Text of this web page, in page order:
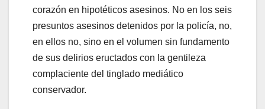
corazón en hipotéticos asesinos. No en los seis
presuntos asesinos detenidos por la policía, no,
en ellos no, sino en el volumen sin fundamento
de sus delirios eructados con la gentileza
complaciente del tinglado mediático
conservador.